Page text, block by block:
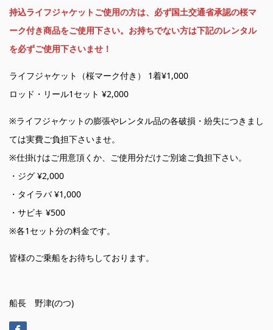
持込ライフジャケットご使用の方は、必ず国土交通省承認の桜マ
ーク付き商品をご使用下さい。お持ちでない方は下記のレンタル
を必ずご使用下さいませ！
ライフジャケット（桜マーク付き） 1着¥1,000
ロッド・リール1セット ¥2,000
※ライフジャケットの膨張やレンタル品の各破損・紛失につきまし
ては実費ご負担下さいませ。
※仕掛けはご用意頂くか、ご使用分だけご別途ご負担下さい。
・ジグ ¥2,000
・タイラバ ¥1,000
・サビキ ¥500
※各1セット分の料金です。
皆様のご乗船をお待ちしております。
船長 野津(のつ)